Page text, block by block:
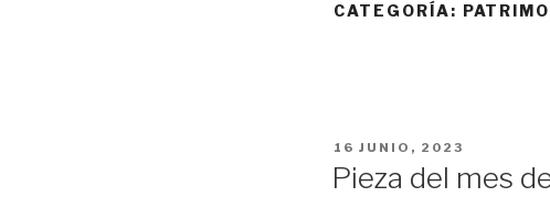
CATEGORÍA:
PUBLICADO
16 JUNIO, 2023
Pieza del mes